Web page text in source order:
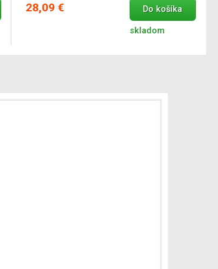
28,09 € Do košíka
skladom